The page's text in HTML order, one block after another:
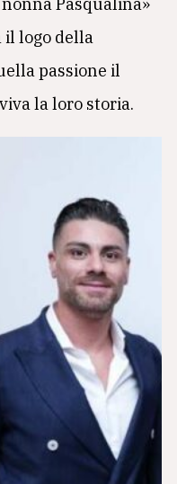
Pasqualina»
il logo della
passione il
la loro storia.